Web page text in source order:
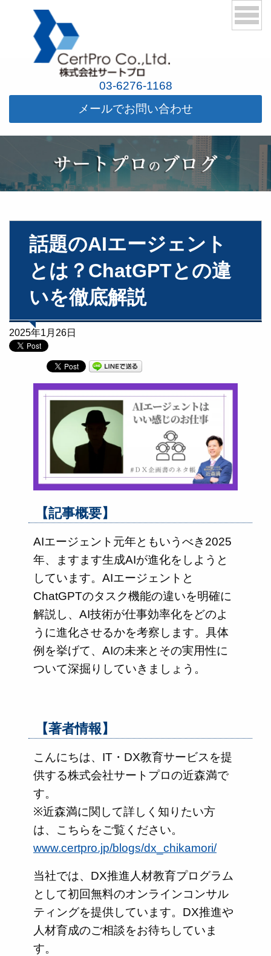
03-6276-1168
メールでお問い合わせ
話題のAIエージェント
とは？ChatGPTとの違
いを徹底解説
2025年1月26日
【記事概要】
AIエージェント元年ともいうべき2025
年、ますます生成AIが進化をしようと
しています。AIエージェントと
ChatGPTのタスク機能の違いを明確に
解説し、AI技術が仕事効率化をどのよ
うに進化させるかを考察します。具体
例を挙げて、AIの未来とその実用性に
ついて深掘りしていきましょう。
【著者情報】
こんにちは、IT・DX教育サービスを提
供する株式会社サートプロの近森満で
す。
※近森満に関して詳しく知りたい方
は、こちらをご覧ください。
www.certpro.jp/blogs/dx_chikamori/
当社では、DX推進人材教育プログラム
として初回無料のオンラインコンサル
ティングを提供しています。DX推進や
人材育成のご相談をお待ちしていま
す。